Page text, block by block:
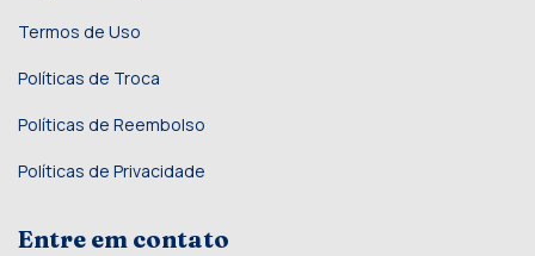
Termos de Uso
Políticas de Troca
Políticas de Reembolso
Políticas de Privacidade
Entre em contato